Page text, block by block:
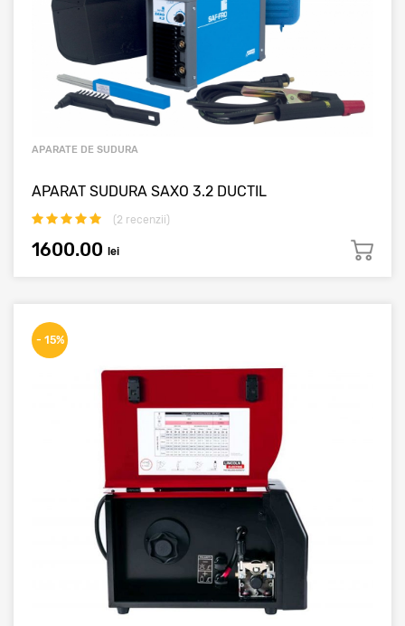
APARATE DE SUDURA
APARAT SUDURA SAXO 3.2 DUCTIL
(2 recenzii)
1600.00 lei
- 15%